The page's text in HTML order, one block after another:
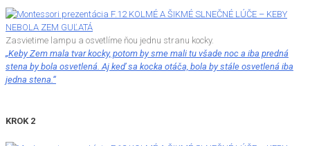
Zasvietime lampu a osvetlíme ňou jednu stranu kocky.
„Keby Zem mala tvar kocky, potom by sme mali tu všade noc a iba predná
stena by bola osvetlená. Aj keď sa kocka otáča, bola by stále osvetlená iba
jedna stena.“
KROK 2